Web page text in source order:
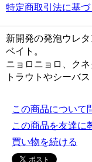
特定商取引法に基
新開発の発泡ウレ
ベイト。
ニョロニョロ、ク
トラウトやシーバ
この商品について
この商品を友達に
買い物を続ける